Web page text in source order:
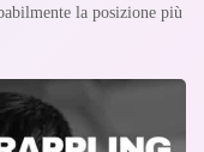
la posizione più